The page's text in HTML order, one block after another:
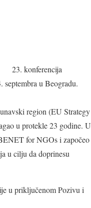
23. konferencija
u Beogradu.
region (EU Strategy
u protekle 23 godine. U
for NGOs i započeo
u cilju da doprinesu
u priključenom Pozivu i